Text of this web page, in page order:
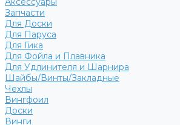
Запчасти
Для Доски
Для Паруса
Для Гика
Для Фойла и Плавника
Для Удлинителя и Шарнира
Шайбы/Винты/Закладные
Чехлы
Вингфоил
Доски
Винги